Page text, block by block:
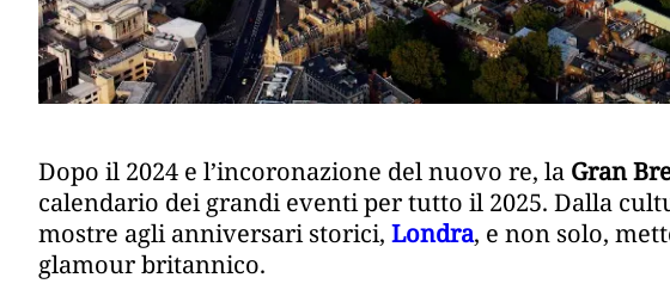
Dopo il 2024 e l’incoronazione del nuovo re, la Gran
calendario dei grandi eventi per tutto il 2025. Dalla
mostre agli anniversari storici, Londra, e non solo,
glamour britannico.